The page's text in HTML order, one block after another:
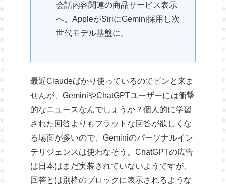
会話内容関連の商品サービス表示
へ。AppleがSiriにGemini採用し次
世代モデル基盤に。
最近Claudeばかり使っているのでピンと来ま
せんが、GeminiやChatGPTユーザーには衝撃
的なニュースなんでしょうか？個人的に学習
された回答よりもフラットな回答が欲しくな
る場面が多いので、Geminiのパーソナルイン
テリジェンスは使わなそう。ChatGPTの広告
は日本はまだ実装されていないようですが、
回答とは別枠のブロックに表示されるような